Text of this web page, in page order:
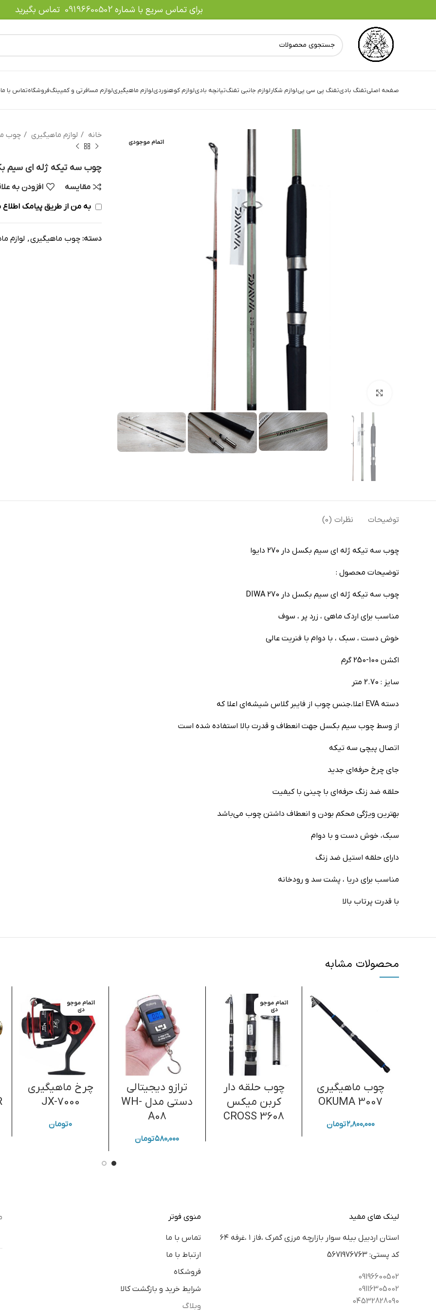
برای تماس سریع با شماره09196600502 تماس بگیرید
صفحه اصلیتفنگ بادیتفنگ پی سی پیلوازم شکارلوازم جانبی تفنگتپانچه بادیلوازم کوهنوردیلوازم ماهیگیریلوازم مسافرتی و کمپینگفروشگاهتماس با ما
اتمام موجودی
خانه لوازم ماهیگیری چوب
چوب سه تیکه ژله ای سیم بکسل دار
مقایسه افزودن به
به من از طریق پیامک اطلاع
دسته: چوب ماهیگیری, لوازم
توضیحات نظرات (0)
چوب سه تیکه ژله ای سیم بکسل دار 270 دایوا
توضیحات محصول :
چوب سه تیکه ژله ای سیم بکسل دار 270 DIWA
مناسب برای اردک ماهی ، زرد پر ، سوف
خوش دست ، سبک ، با دوام با فنریت عالی
اکشن 100-250 گرم
سایز : 2.70 متر
دسته EVA اعلا،جنس چوب از فایبر گلاس شیشه‌ای اعلا که
از وسط چوب سیم بکسل جهت انعطاف و قدرت بالا استفاده شده است
اتصال پیچی سه تیکه
جای چرخ حرفه‌ای جدید
حلقه ضد زنگ حرفه‌ای با چینی با کیفیت
بهترین ویژگی محکم بودن و انعطاف داشتن چوب‌‌ می‌باشد
سبک، خوش دست و با دوام
دارای حلقه استیل ضد زنگ
مناسب برای دریا ، پشت سد‌‌ و رودخانه
با قدرت پرتاب بالا
محصولات مشابه
چوب ماهیگیری
OKUMA 3007
۲,۸۰۰,۰۰۰تومان
اتمام موجو
دی
چوب حلقه دار
کربن میکس
CROSS 3608
ترازو دیجیتالی
دستی مدل WH-
A08
۵۸۰,۰۰۰تومان
اتمام موجو
دی
چرخ ماهیگیری
JX-7000
۰تومان
لینک های مفید
استان اردبيل بيله سوار بازارچه مرزي گمرك ،فاز ١ ،غرفه ٦٤
كد پستي: 5671976763
09196600502
09116305002
04532828090
منوی فوتر
تماس با ما
ارتباط با ما
فروشکاه
شرایط خرید و بازگشت کالا
وبلاگ